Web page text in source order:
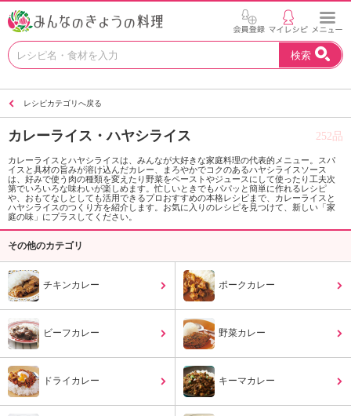
お
い
ピ
を
見
つ
け
H
デ
シ
検索
レシピカテゴリへ戻る
カレーライス・ハヤシライス 252品
カレーライスとハヤシライスは、みんなが大好きな家庭料理の代表的メニュー。スパ
イスと具材の旨みが溶け込んだカレー、まろやかでコクのあるハヤシライスソース
は、好みで使う肉の種類を変えたり野菜をペーストやジュースにして使ったり工夫次
第でいろいろな味わいが楽しめます。忙しいときでもパパッと簡単に作れるレシピ
や、おもてなしとしても活用できるプロおすすめの本格レシピまで、カレーライスと
ハヤシライスのつくり方を紹介します。お気に入りのレシピを見つけて、新しい「家
庭の味」にプラスしてください。
その他のカテゴリ
チキンカレー ポークカレー
ビーフカレー 野菜カレー
ドライカレー キーマカレー